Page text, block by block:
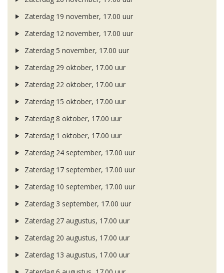
Zaterdag 19 november, 17.00 uur
Zaterdag 12 november, 17.00 uur
Zaterdag 5 november, 17.00 uur
Zaterdag 29 oktober, 17.00 uur
Zaterdag 22 oktober, 17.00 uur
Zaterdag 15 oktober, 17.00 uur
Zaterdag 8 oktober, 17.00 uur
Zaterdag 1 oktober, 17.00 uur
Zaterdag 24 september, 17.00 uur
Zaterdag 17 september, 17.00 uur
Zaterdag 10 september, 17.00 uur
Zaterdag 3 september, 17.00 uur
Zaterdag 27 augustus, 17.00 uur
Zaterdag 20 augustus, 17.00 uur
Zaterdag 13 augustus, 17.00 uur